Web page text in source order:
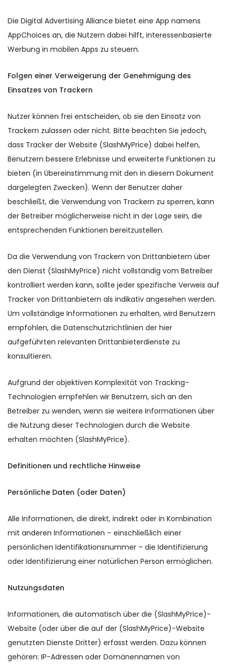
Die Digital Advertising Alliance bietet eine App namens
AppChoices an, die Nutzern dabei hilft, interessenbasierte
Werbung in mobilen Apps zu steuern.
Folgen einer Verweigerung der Genehmigung des
Einsatzes von Trackern
Nutzer können frei entscheiden, ob sie den Einsatz von
Trackern zulassen oder nicht. Bitte beachten Sie jedoch,
dass Tracker der Website (SlashMyPrice) dabei helfen,
Benutzern bessere Erlebnisse und erweiterte Funktionen zu
bieten (in Übereinstimmung mit den in diesem Dokument
dargelegten Zwecken). Wenn der Benutzer daher
beschließt, die Verwendung von Trackern zu sperren, kann
der Betreiber möglicherweise nicht in der Lage sein, die
entsprechenden Funktionen bereitzustellen.
Da die Verwendung von Trackern von Drittanbietern über
den Dienst (SlashMyPrice) nicht vollständig vom Betreiber
kontrolliert werden kann, sollte jeder spezifische Verweis auf
Tracker von Drittanbietern als indikativ angesehen werden.
Um vollständige Informationen zu erhalten, wird Benutzern
empfohlen, die Datenschutzrichtlinien der hier
aufgeführten relevanten Drittanbieterdienste zu
konsultieren.
Aufgrund der objektiven Komplexität von Tracking-
Technologien empfehlen wir Benutzern, sich an den
Betreiber zu wenden, wenn sie weitere Informationen über
die Nutzung dieser Technologien durch die Website
erhalten möchten (SlashMyPrice).
Definitionen und rechtliche Hinweise
Persönliche Daten (oder Daten)
Alle Informationen, die direkt, indirekt oder in Kombination
mit anderen Informationen – einschließlich einer
persönlichen Identifikationsnummer – die Identifizierung
oder Identifizierung einer natürlichen Person ermöglichen.
Nutzungsdaten
Informationen, die automatisch über die (SlashMyPrice)-
Website (oder über die auf der (SlashMyPrice)-Website
genutzten Dienste Dritter) erfasst werden. Dazu können
gehören: IP-Adressen oder Domänennamen von